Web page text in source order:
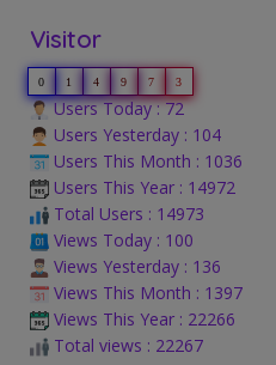
Visitor
0 1 4 9 7 3
Users Today : 72
Users Yesterday : 104
Users This Month : 1036
Users This Year : 14972
Total Users : 14973
Views Today : 100
Views Yesterday : 136
Views This Month : 1397
Views This Year : 22266
Total views : 22267